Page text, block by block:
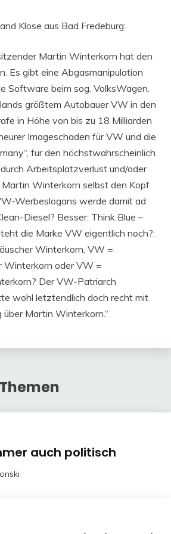
Klose aus Bad Fredeburg:
Martin Winterkorn hat den
Es gibt eine Abgasmanipulation
Software beim sog. VolksWagen.
größtem Autobauer VW in den
in Höhe von bis zu 18 Milliarden
Imageschaden für VW und die
für den höchstwahrscheinlich
Arbeitsplatzverlust und/oder
Martin Winterkorn selbst den Kopf
Werbeslogans werde damit ad
Diesel? Besser: Think Blue –
die Marke VW eigentlich noch?:
Winterkorn, VW =
Winterkorn oder VW =
Der VW-Patriarch
wohl letztendlich doch recht mit
Martin Winterkorn.“
auch politisch